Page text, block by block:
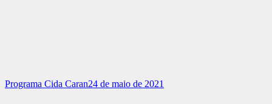
Programa Cida Caran24 de maio de 2021